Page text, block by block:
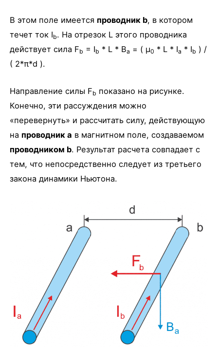
В этом поле имеется проводник b, в котором
течет ток Ib. На отрезок L этого проводника
действует сила Fb = Ib * L * Ba = ( μ0 * L * Ia * Ib ) /
( 2*π*d ).
Направление силы Fb показано на рисунке.
Конечно, эти рассуждения можно
«перевернуть» и рассчитать силу, действующую
на проводник a в магнитном поле, создаваемом
проводником b. Результат расчета совпадает с
тем, что непосредственно следует из третьего
закона динамики Ньютона.